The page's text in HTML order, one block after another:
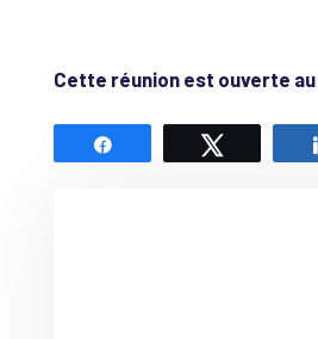
Cette réunion est ouverte